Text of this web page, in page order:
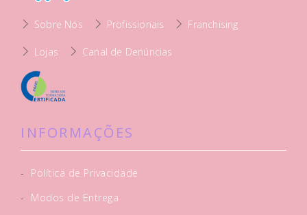
Sobre Nós Profissionais Franchising
Lojas Canal de Denúncias
INFORMAÇÕES
-
Política de Privacidade
-
Modos de Entrega